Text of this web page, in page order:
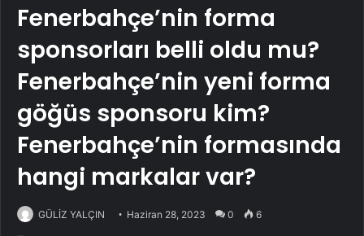
Fenerbahçe’nin forma
sponsorları belli oldu mu?
Fenerbahçe’nin yeni forma
göğüs sponsoru kim?
Fenerbahçe’nin formasında
hangi markalar var?
GÜLİZ YALÇIN Haziran 28, 2023 0 6